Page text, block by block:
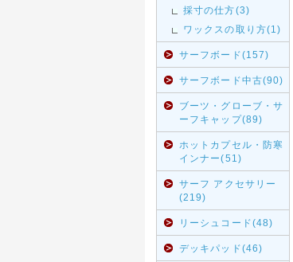
採寸の仕方(3)
ワックスの取り方(1)
サーフボード(157)
サーフボード中古(90)
ブーツ・グローブ・サ
ーフキャップ(89)
ホットカプセル・防寒
インナー(51)
サーフ アクセサリー
(219)
リーシュコード(48)
デッキパッド(46)